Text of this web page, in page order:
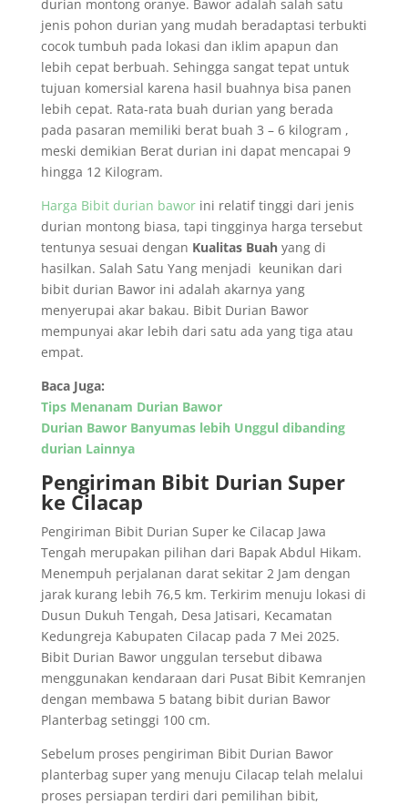
durian montong oranye. Bawor adalah salah satu
jenis pohon durian yang mudah beradaptasi terbukti
cocok tumbuh pada lokasi dan iklim apapun dan
lebih cepat berbuah. Sehingga sangat tepat untuk
tujuan komersial karena hasil buahnya bisa panen
lebih cepat. Rata-rata buah durian yang berada
pada pasaran memiliki berat buah 3 – 6 kilogram ,
meski demikian Berat durian ini dapat mencapai 9
hingga 12 Kilogram.
Harga Bibit durian baworini relatif tinggi dari jenis
durian montong biasa, tapi tingginya harga tersebut
tentunya sesuai dengan Kualitas Buahyang di
hasilkan. Salah Satu Yang menjadi keunikan dari
bibit durian Bawor ini adalah akarnya yang
menyerupai akar bakau. Bibit Durian Bawor
mempunyai akar lebih dari satu ada yang tiga atau
empat.
Baca Juga:
Tips Menanam Durian Bawor
Durian Bawor Banyumas lebih Unggul dibanding
durian Lainnya
Pengiriman Bibit Durian Super
ke Cilacap
Pengiriman Bibit Durian Super ke Cilacap Jawa
Tengah merupakan pilihan dari Bapak Abdul Hikam.
Menempuh perjalanan darat sekitar 2 Jam dengan
jarak kurang lebih 76,5 km. Terkirim menuju lokasi di
Dusun Dukuh Tengah, Desa Jatisari, Kecamatan
Kedungreja Kabupaten Cilacap pada 7 Mei 2025.
Bibit Durian Bawor unggulan tersebut dibawa
menggunakan kendaraan dari Pusat Bibit Kemranjen
dengan membawa 5 batang bibit durian Bawor
Planterbag setinggi 100 cm.
Sebelum proses pengiriman Bibit Durian Bawor
planterbag super yang menuju Cilacap telah melalui
proses persiapan terdiri dari pemilihan bibit,